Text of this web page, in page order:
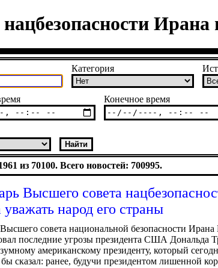
Категория
Конечное время
из 70100. Всего новостей: 700995.
Высшего совета
народ его страны
совета национальной безопасности
последние угрозы президента США Дональда
американскому президенту, который
сказал: ранее, будучи президентом лишенной